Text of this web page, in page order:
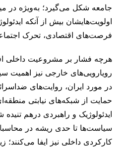
جامعه شکل می‌گیرد؛ به‌ویژه در
اولویت‌هایشان بیش از آنکه
فرصت‌های اقتصادی، تحرک
هرچه فشار بر مشروعیت داخلی
رویارویی‌های خارجی نیز اهمیت
در مورد ایران، روایت‌های
حمایت از شبکه‌های نیابتی
ایدئولوژیک و راهبردی درهم تنیده
سیاست‌ها تا حدی ریشه در
کارکردی داخلی نیز ایفا می‌کنند؛